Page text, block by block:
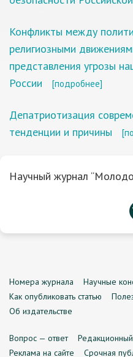
Конфликты между
религиозными
представления угрозы
России
[подробнее]
Депатриотизация
тенденции и причины
Научный журнал
Номера журнала Научные
Как опубликовать статью
Об издательстве
Вопрос — ответ
Реклама на сайте
Срочная